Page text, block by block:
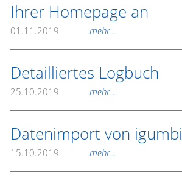
Ihrer Homepage an
01.11.2019 mehr...
Detailliertes Logbuch
25.10.2019 mehr...
Datenimport von igumbi
15.10.2019 mehr...